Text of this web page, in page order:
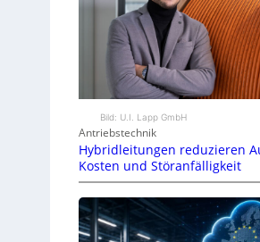
Bild: U.I. Lapp GmbH
Antriebstechnik
Hybridleitungen reduzieren
Kosten und Störanfälligkeit